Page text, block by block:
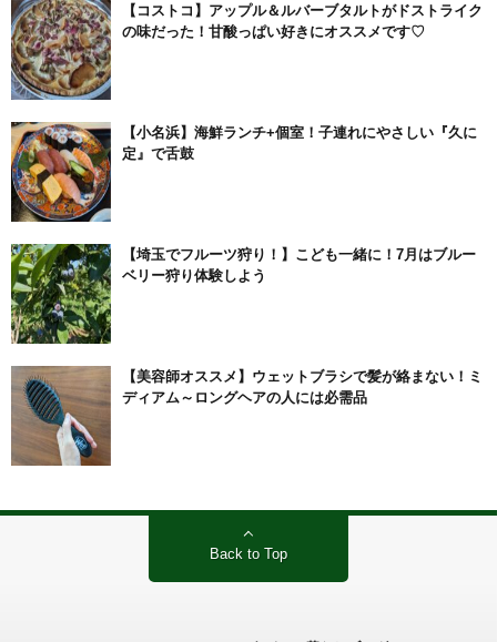
【コストコ】アップル＆ルバーブタルトがドストライク
の味だった！甘酸っぱい好きにオススメです♡
【小名浜】海鮮ランチ+個室！子連れにやさしい『久に
定』で舌鼓
【埼玉でフルーツ狩り！】こども一緒に！7月はブルー
ベリー狩り体験しよう
【美容師オススメ】ウェットブラシで髪が絡まない！ミ
ディアム～ロングヘアの人には必需品
Back to Top